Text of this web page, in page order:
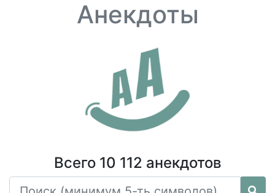
Анекдоты
Всего 10 112 анекдотов